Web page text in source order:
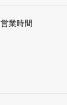
営業時間